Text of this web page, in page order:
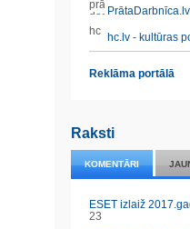
hc.lv - kultūras
Reklāma portālā
Raksti
KOMENTĀRI
ESET izlaiž
23